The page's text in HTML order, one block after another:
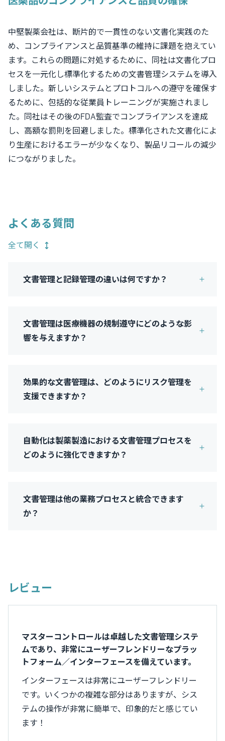
中堅製薬会社は、断片的で一貫性のない文書化実践のた
め、コンプライアンスと品質基準の維持に課題を抱えてい
ます。これらの問題に対処するために、同社は文書化プロ
セスを一元化し標準化するための文書管理システムを導入
しました。新しいシステムとプロトコルへの遵守を確保す
るために、包括的な従業員トレーニングが実施されまし
た。同社はその後のFDA監査でコンプライアンスを達成
し、高額な罰則を回避しました。標準化された文書化によ
り生産におけるエラーが少なくなり、製品リコールの減少
につながりました。
よくある質問
全て開く
文書管理と記録管理の違いは何ですか？
文書管理は医療機器の規制遵守にどのような影
響を与えますか？
効果的な文書管理は、どのようにリスク管理を
支援できますか？
自動化は製薬製造における文書管理プロセスを
どのように強化できますか？
文書管理は他の業務プロセスと統合できます
か？
レビュー
マスターコントロールは卓越した文書管理システ
ムであり、非常にユーザーフレンドリーなプラッ
トフォーム／インターフェースを備えています。
インターフェースは非常にユーザーフレンドリー
です。いくつかの複雑な部分はありますが、シス
テムの操作が非常に簡単で、印象的だと感じてい
ます！